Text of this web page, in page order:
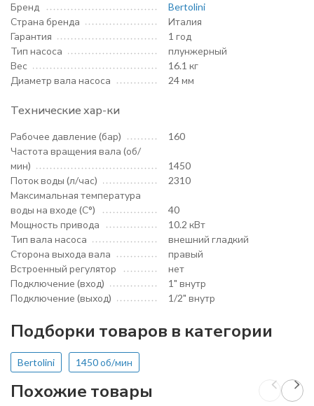
Бренд
Bertolini
Страна бренда
Италия
Гарантия
1 год
Тип насоса
плунжерный
Вес
16.1 кг
Диаметр вала насоса
24 мм
Технические хар-ки
Рабочее давление (бар)
160
Частота вращения вала (об/
мин)
1450
Поток воды (л/час)
2310
Максимальная температура
воды на входе (С°)
40
Мощность привода
10.2 кВт
Тип вала насоса
внешний гладкий
Сторона выхода вала
правый
Встроенный регулятор
нет
Подключение (вход)
1" внутр
Подключение (выход)
1/2" внутр
Подборки товаров в категории
Bertolini 1450 об/мин
Похожие товары